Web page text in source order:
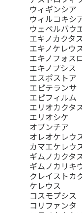
ウィギンシア
ウィルコキシ
ウェベルバウ
エキノカクタ
エキノケレウ
エキノフォス
エキノプシス
エスポストア
エピテランサ
エピフィルム
エリオカクタ
エリオシケ
オプンチア
オレオケレウ
カマエケレウ
ギムノカクタ
ギムノカリキ
クレイストカ
ケレウス
コスモプシス
コリファンタ